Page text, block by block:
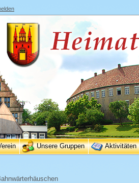
Unsere Gruppen Aktivitäten